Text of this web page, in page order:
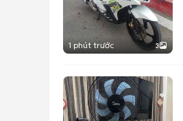
1 phút trước 3